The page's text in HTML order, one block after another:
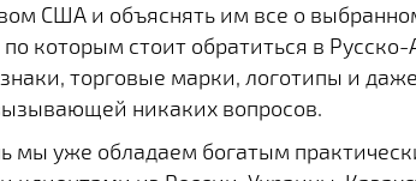
США и объяснять им все о
которым стоит обратиться в
торговые марки, логотипы и
никаких вопросов.
мы уже обладаем богатым